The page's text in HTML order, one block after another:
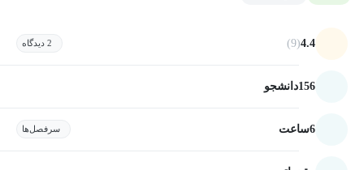
4.4
(9) 2 دیدگاه
156دانشجو
6ساعت سرفصل‌ها